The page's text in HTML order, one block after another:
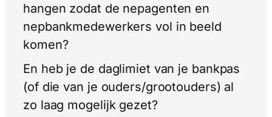
hangen zodat de nepagenten en
nepbankmedewerkers vol in beeld
komen?
En heb je de daglimiet van je bankpas
(of die van je ouders/grootouders) al
zo laag mogelijk gezet?